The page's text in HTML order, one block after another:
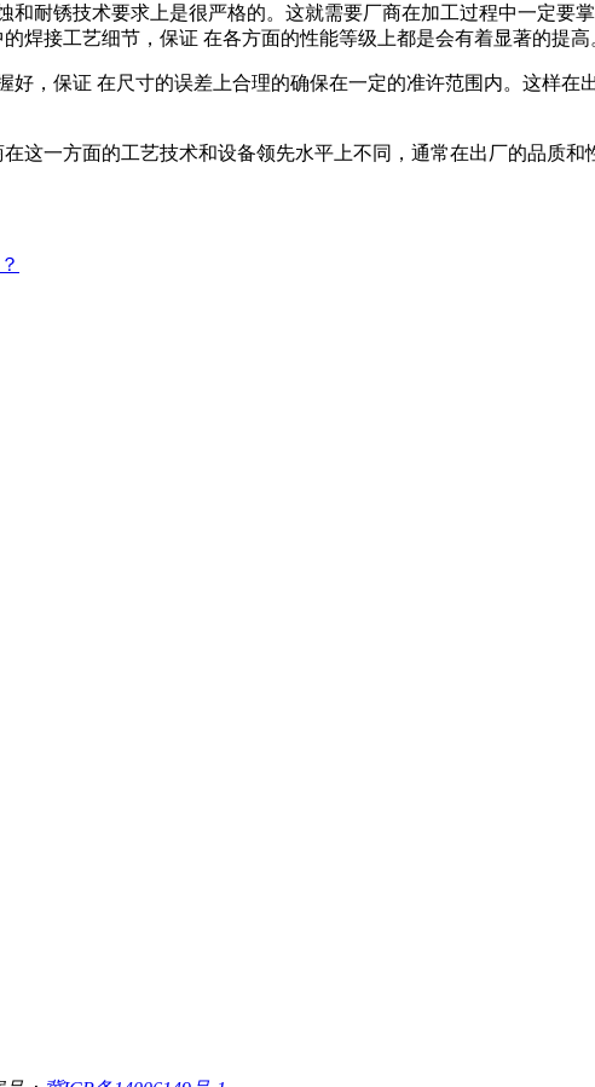
耐锈技术要求上是很严格的。这就需要厂商在加工过程中一定要
焊接工艺细节，保证 在各方面的性能等级上都是会有着显著的提高
，保证 在尺寸的误差上合理的确保在一定的准许范围内。这样
这一方面的工艺技术和设备领先水平上不同，通常在出厂的品质